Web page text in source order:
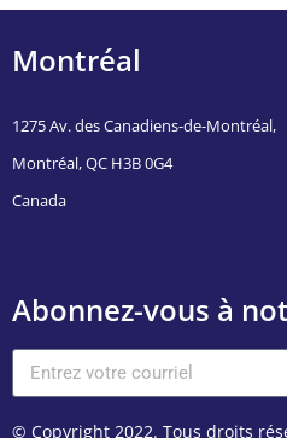
Montréal
1275 Av. des Canadiens-de-Montréal,
Montréal, QC H3B 0G4
Canada
Abonnez-vous à
© Copyright 2022. Tous droits